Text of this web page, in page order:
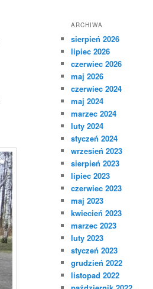
ARCHIWA
sierpień 2026
lipiec 2026
czerwiec 2026
maj 2026
czerwiec 2024
maj 2024
marzec 2024
luty 2024
styczeń 2024
wrzesień 2023
sierpień 2023
lipiec 2023
czerwiec 2023
maj 2023
kwiecień 2023
marzec 2023
luty 2023
styczeń 2023
grudzień 2022
listopad 2022